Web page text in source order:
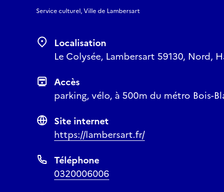
Service culturel, Ville de Lambersart
Localisation
Le Colysée, Lambersart 59130, Nord,
Accès
parking, vélo, à 500m du métro Bois-
Site internet
https://lambersart.fr/
Téléphone
0320006006